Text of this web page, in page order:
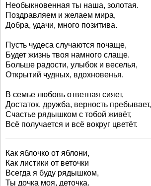
Необыкновенная ты наша, золотая.
Поздравляем и желаем мира,
Добра, удачи, много позитива.
Пусть чудеса случаются почаще,
Будет жизнь твоя намного слаще.
Больше радости, улыбок и веселья,
Открытий чудных, вдохновенья.
В семье любовь ответная сияет,
Достаток, дружба, верность пребывает,
Счастье рядышком с тобой живёт,
Всё получается и всё вокруг цветёт.
Как яблочко от яблони,
Как листики от веточки
Всегда я буду рядышком,
Ты дочка моя, деточка.